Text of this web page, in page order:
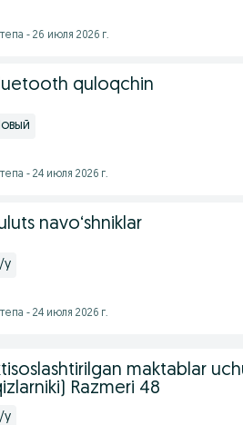
- 26 июля 2026 г.
quloqchin
- 24 июля 2026 г.
navo‘shniklar
у
- 24 июля 2026 г.
maktablar
Razmeri 48
у